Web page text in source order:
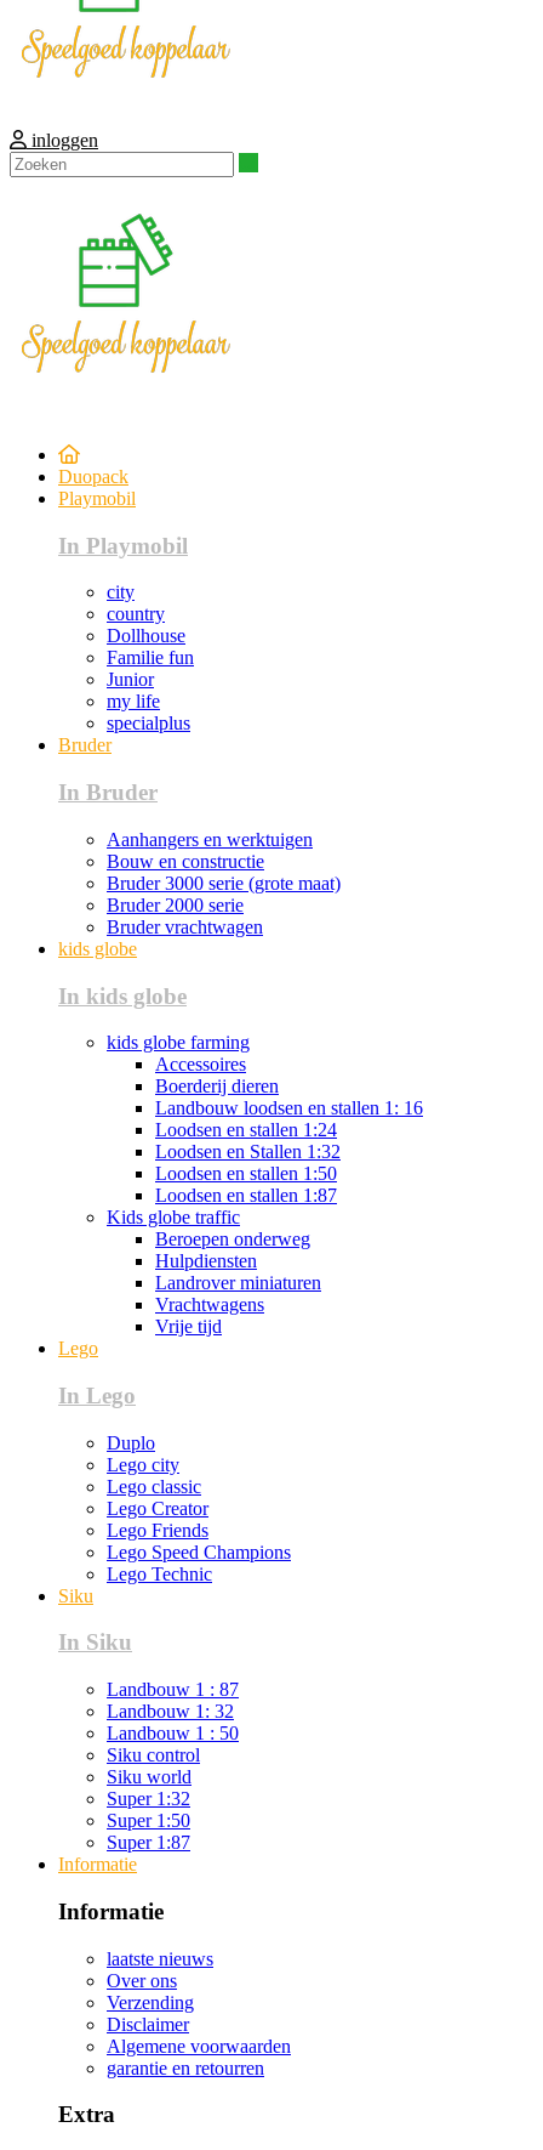
inloggen
Duopack
Playmobil
In Playmobil
city
country
Dollhouse
Familie fun
Junior
my life
specialplus
Bruder
In Bruder
Aanhangers en werktuigen
Bouw en constructie
Bruder 3000 serie (grote maat)
Bruder 2000 serie
Bruder vrachtwagen
kids globe
In kids globe
kids globe farming
Accessoires
Boerderij dieren
Landbouw loodsen en stallen 1: 16
Loodsen en stallen 1:24
Loodsen en Stallen 1:32
Loodsen en stallen 1:50
Loodsen en stallen 1:87
Kids globe traffic
Beroepen onderweg
Hulpdiensten
Landrover miniaturen
Vrachtwagens
Vrije tijd
Lego
In Lego
Duplo
Lego city
Lego classic
Lego Creator
Lego Friends
Lego Speed Champions
Lego Technic
Siku
In Siku
Landbouw 1 : 87
Landbouw 1: 32
Landbouw 1 : 50
Siku control
Siku world
Super 1:32
Super 1:50
Super 1:87
Informatie
Informatie
laatste nieuws
Over ons
Verzending
Disclaimer
Algemene voorwaarden
garantie en retourren
Extra